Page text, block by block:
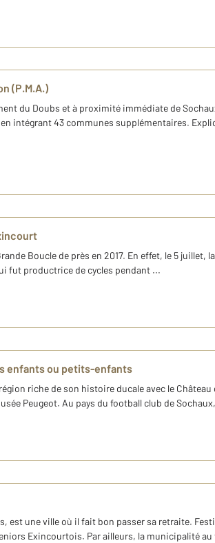
(P.M.A.)
du Doubs et à proximité immédiate de
intégrant 43 communes supplémentaires.
Boucle de près en 2017. En effet, le 5 juillet,
fut productrice de cycles pendant ...
enfants ou petits-enfants
riche de son histoire ducale avec le
Peugeot. Au pays du football club de
est une ville où il fait bon passer sa retraite.
Exincourtois. Par ailleurs, la municipalité au